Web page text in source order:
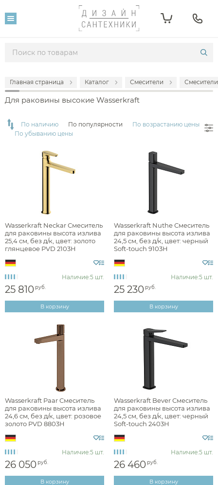
Главная страница Каталог Смесители
Для раковины высокие Wasserkraft
Фильтр
20 480 28 490
Производитель
Наличие
есть в наличии
Цвет
хром
черный
золото
розовое золото
Фактура
брашированная
По наличию По популярности
По возрастанию цены
По убыванию цены
Wasserkraft Neckar Смеситель
для раковины высота излива
25,4 см, без д/к, цвет: золото
глянцевое PVD 2103H
Наличие:5 шт.
25 810 руб.
В корзину
Wasserkraft Nuthe Смеситель
для раковины высота излива
24,5 см, без д/к, цвет: черный
Soft-touch 9103H
Наличие:5 шт.
25 230 руб.
В корзину
Wasserkraft Paar Смеситель
для раковины высота излива
24,6 см, без д/к, цвет: розовое
золото PVD 8803H
Наличие:5 шт.
26 050 руб.
В корзину
Wasserkraft Bever Смеситель
для раковины высота излива
24,5 см, без д/к, цвет: черный
Soft-touch 2403H
Наличие:5 шт.
26 460 руб.
В корзину